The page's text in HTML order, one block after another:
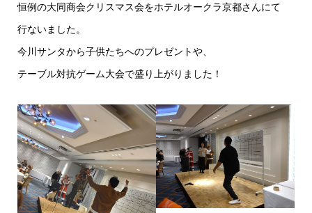
恒例の大同商会クリスマス会をホテルオークラ京都さんにて
行ないました。
今川サンタから子供たちへのプレゼントや、
テーブル対抗ゲーム大会で盛り上がりました！